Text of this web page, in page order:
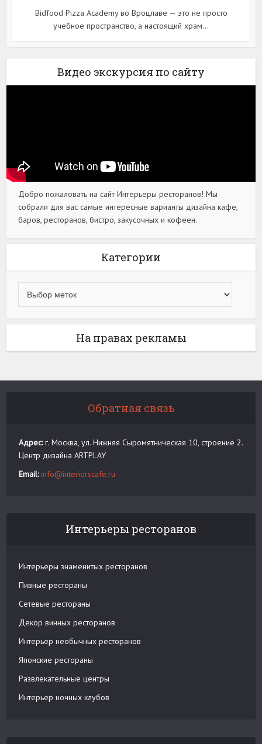
Bidfood Pizza Academy во Вроцлаве — это не просто
учебное пространство, а настоящий храм...
Видео экскурсия по сайту
Добро пожаловать на сайт Интерьеры ресторанов! Мы
собрали для вас самые интересные варианты дизайна кафе,
баров, ресторанов, бистро, закусочных и кофеен.
Категории
На правах рекламы
Обратная связь
Адрес:г. Москва, ул. Нижняя Сыромятническая 10, строение 2.
Центр дизайна ARTPLAY
Email: info@interiorscafe.ru
Интерьеры ресторанов
Интерьеры знаменитых ресторанов
Пивные рестораны
Сетевые рестораны
Декор винных ресторанов
Интерьер необычных ресторанов
Японские рестораны
Развлекательные центры
Интерьер ночных клубов